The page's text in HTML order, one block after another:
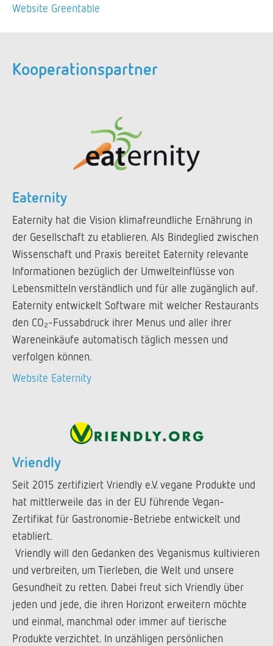
Website Greentable
Kooperationspartner
Eaternity
Eaternity hat die Vision klimafreundliche Ernährung in
der Gesellschaft zu etablieren. Als Bindeglied zwischen
Wissenschaft und Praxis bereitet Eaternity relevante
Informationen bezüglich der Umwelteinflüsse von
Lebensmitteln verständlich und für alle zugänglich auf.
Eaternity entwickelt Software mit welcher Restaurants
den CO₂-Fussabdruck ihrer Menus und aller ihrer
Wareneinkäufe automatisch täglich messen und
verfolgen können.
Website Eaternity
Vriendly
Seit 2015 zertifiziert Vriendly e.V. vegane Produkte und
hat mittlerweile das in der EU führende Vegan-
Zertifikat für Gastronomie-Betriebe entwickelt und
etabliert.
Vriendly will den Gedanken des Veganismus kultivieren
und verbreiten, um Tierleben, die Welt und unsere
Gesundheit zu retten. Dabei freut sich Vriendly über
jeden und jede, die ihren Horizont erweitern möchte
und einmal, manchmal oder immer auf tierische
Produkte verzichtet. In unzähligen persönlichen